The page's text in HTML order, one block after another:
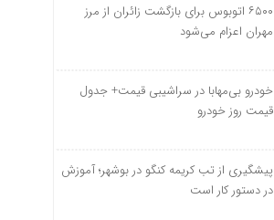
۶۵۰۰ اتوبوس برای بازگشت زائران از مرز
مهران اعزام می‌شود
خودرو بی‌مهابا در سراشیبی قیمت+ جدول
قیمت روز خودرو
پیشگیری از تب کریمه کنگو در بوشهر؛ آموزش
در دستور کار است